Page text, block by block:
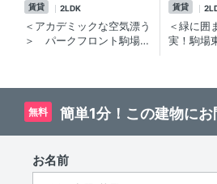
賃貸 2LDK
＜アカデミックな空気漂う
＞ パークフロント駒場
賃貸
＜緑に囲
実！駒場
無料 簡単1分！この建物に
お名前